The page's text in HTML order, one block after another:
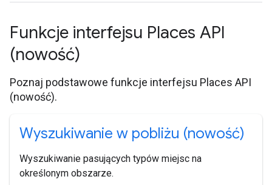
Funkcje interfejsu Places API
(nowość)
Poznaj podstawowe funkcje interfejsu Places API
(nowość).
Wyszukiwanie w pobliżu (nowość)
Wyszukiwanie pasujących typów miejsc na
określonym obszarze.